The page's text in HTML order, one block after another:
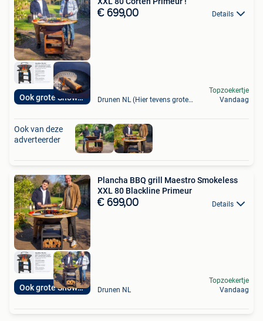
Ook grote Showroom
€ 699,00 Details
Drunen NL (Hier tevens grote Shoroom )
Topzoekertje
Vandaag
Ook van deze
adverteerder
Ook grote Showroom
Plancha BBQ grill Maestro Smokeless
XXL 80 Blackline Primeur
€ 699,00 Details
Drunen NL
Topzoekertje
Vandaag